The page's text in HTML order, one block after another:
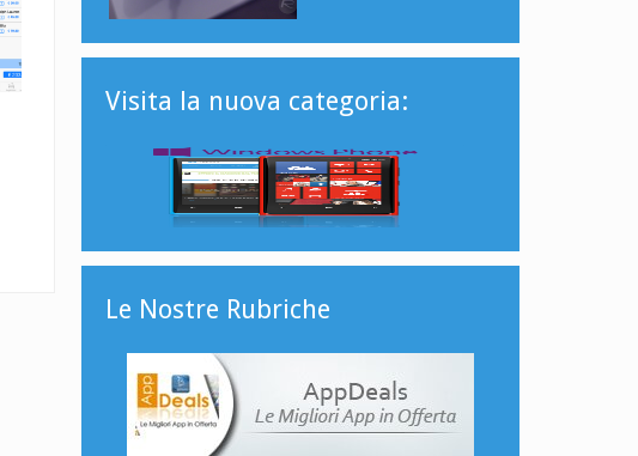
Visita la nuova categoria:
Le Nostre Rubriche